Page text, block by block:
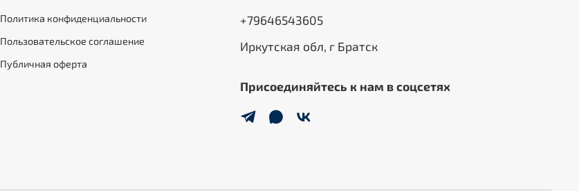
Политика конфиденциальности
Пользовательское соглашение
Публичная оферта
+79646543605
Иркутская обл, г Братск
Присоединяйтесь к нам в соцсетях